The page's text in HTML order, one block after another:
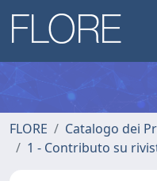
FLORE
Catalogo dei
1 - Contributo su